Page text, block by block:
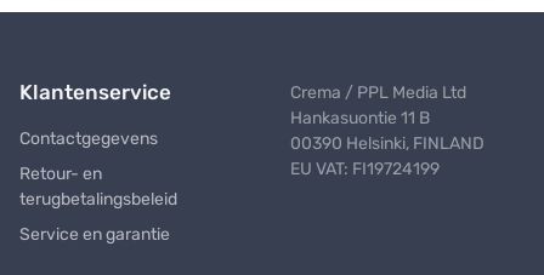
Klantenservice
Contactgegevens
Retour- en
terugbetalingsbeleid
Service en garantie
Crema / PPL Media Ltd
Hankasuontie 11 B
00390 Helsinki, FINLAND
EU VAT: FI19724199